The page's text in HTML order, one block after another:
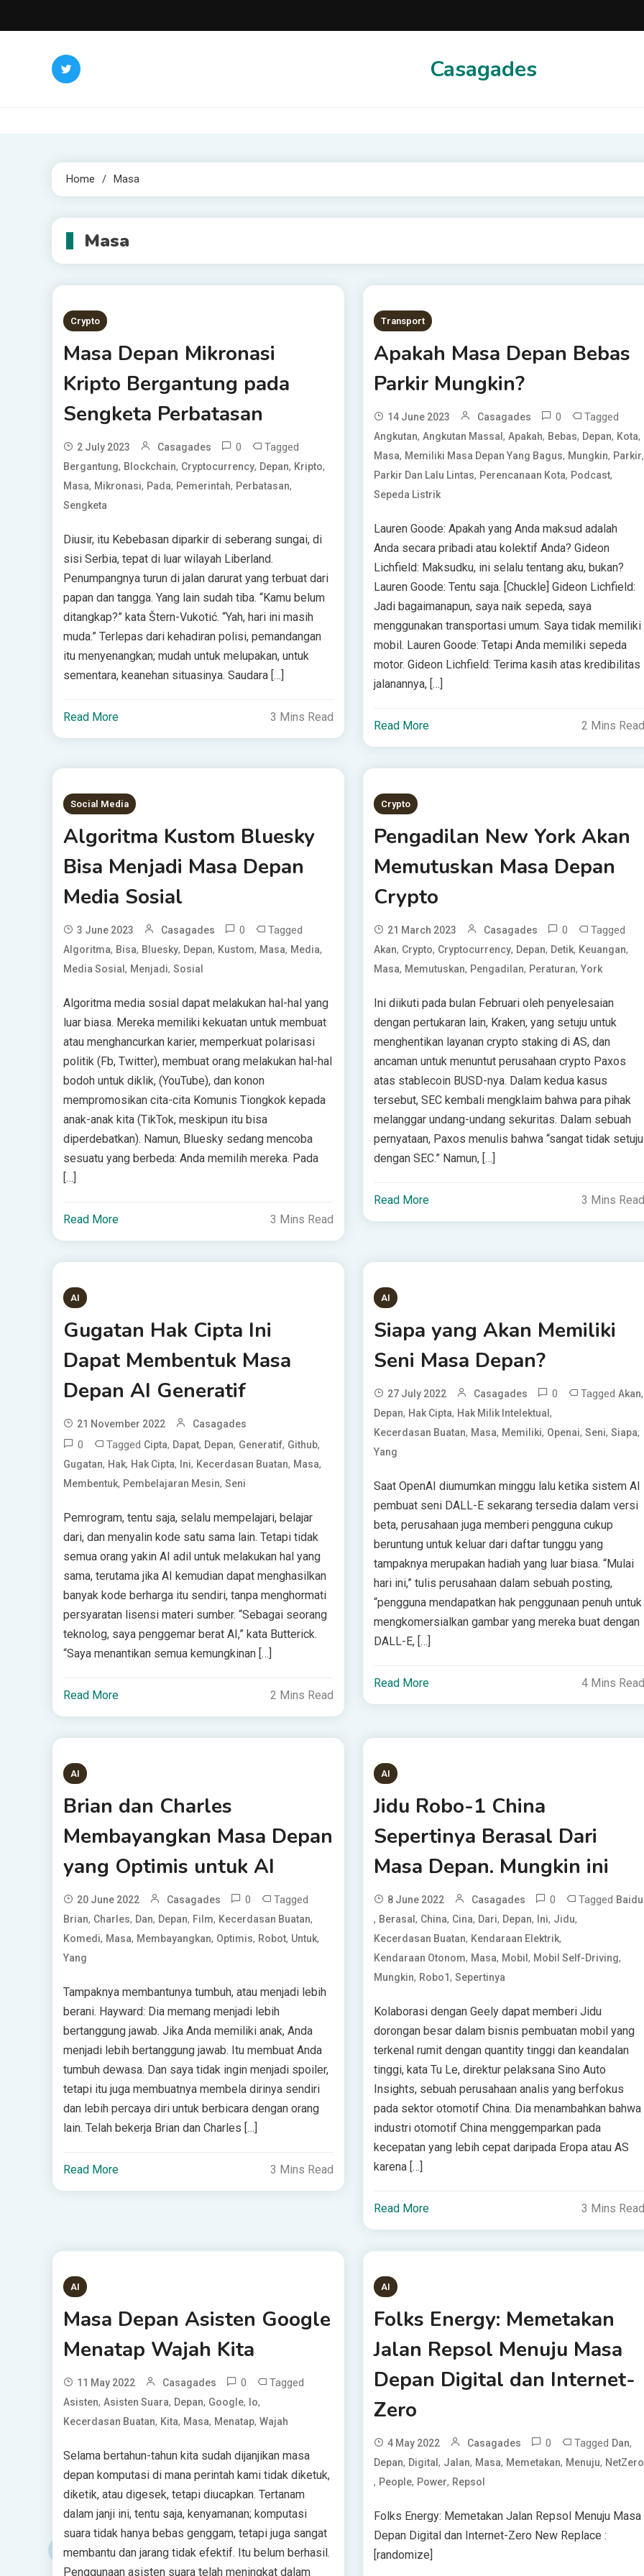
to
Casagades
Home Masa
Masa
Crypto
Masa Depan Mikronasi
Kripto Bergantung pada
Sengketa Perbatasan
2 July 2023 Casagades 0 Tagged
Bergantung, Blockchain, Cryptocurrency, Depan, Kripto,
Masa, Mikronasi, Pada, Pemerintah, Perbatasan,
Sengketa
Diusir, itu Kebebasan diparkir di seberang sungai, di
sisi Serbia, tepat di luar wilayah Liberland.
Penumpangnya turun di jalan darurat yang terbuat dari
papan dan tangga. Yang lain sudah tiba. “Kamu belum
ditangkap?” kata Štern-Vukotić. “Yah, hari ini masih
muda.” Terlepas dari kehadiran polisi, pemandangan
itu menyenangkan; mudah untuk melupakan, untuk
sementara, keanehan situasinya. Saudara […]
Read More 3 Mins Read
Transport
Apakah Masa Depan Bebas
Parkir Mungkin?
14 June 2023 Casagades 0 Tagged
Angkutan,Angkutan Massal,Apakah, Bebas, Depan, Kota,
Masa, Memiliki Masa Depan Yang Bagus, Mungkin, Parkir,
Parkir Dan Lalu Lintas, Perencanaan Kota, Podcast,
Sepeda Listrik
Lauren Goode: Apakah yang Anda maksud adalah
Anda secara pribadi atau kolektif Anda? Gideon
Lichfield: Maksudku, ini selalu tentang aku, bukan?
Lauren Goode: Tentu saja. [Chuckle] Gideon Lichfield:
Jadi bagaimanapun, saya naik sepeda, saya
menggunakan transportasi umum. Saya tidak memiliki
mobil. Lauren Goode: Tetapi Anda memiliki sepeda
motor. Gideon Lichfield: Terima kasih atas kredibilitas
jalanannya, […]
Read More 2 Mins Read
Social Media
Algoritma Kustom Bluesky
Bisa Menjadi Masa Depan
Media Sosial
3 June 2023 Casagades 0 Tagged
Algoritma, Bisa, Bluesky, Depan, Kustom, Masa, Media,
Media Sosial , Menjadi, Sosial
Algoritma media sosial dapat melakukan hal-hal yang
luar biasa. Mereka memiliki kekuatan untuk membuat
atau menghancurkan karier, memperkuat polarisasi
politik (Fb, Twitter), membuat orang melakukan hal-hal
bodoh untuk diklik, (YouTube), dan konon
mempromosikan cita-cita Komunis Tiongkok kepada
anak-anak kita (TikTok, meskipun itu bisa
diperdebatkan). Namun, Bluesky sedang mencoba
sesuatu yang berbeda: Anda memilih mereka. Pada
[…]
Read More 3 Mins Read
Crypto
Pengadilan New York Akan
Memutuskan Masa Depan
Crypto
21 March 2023 Casagades 0 Tagged
Akan, Crypto, Cryptocurrency, Depan, Detik, Keuangan,
Masa, Memutuskan, Pengadilan, Peraturan,York
Ini diikuti pada bulan Februari oleh penyelesaian
dengan pertukaran lain, Kraken, yang setuju untuk
menghentikan layanan crypto staking di AS, dan
ancaman untuk menuntut perusahaan crypto Paxos
atas stablecoin BUSD-nya. Dalam kedua kasus
tersebut, SEC kembali mengklaim bahwa para pihak
melanggar undang-undang sekuritas. Dalam sebuah
pernyataan, Paxos menulis bahwa “sangat tidak setuju
dengan SEC.” Namun, […]
Read More 3 Mins Read
AI
Gugatan Hak Cipta Ini
Dapat Membentuk Masa
Depan AI Generatif
21 November 2022 Casagades
0 Tagged Cipta, Dapat, Depan, Generatif, Github,
Gugatan, Hak, Hak Cipta, Ini, Kecerdasan Buatan, Masa,
Membentuk, Pembelajaran Mesin, Seni
Pemrogram, tentu saja, selalu mempelajari, belajar
dari, dan menyalin kode satu sama lain. Tetapi tidak
semua orang yakin AI adil untuk melakukan hal yang
sama, terutama jika AI kemudian dapat menghasilkan
banyak kode berharga itu sendiri, tanpa menghormati
persyaratan lisensi materi sumber. “Sebagai seorang
teknolog, saya penggemar berat AI,” kata Butterick.
“Saya menantikan semua kemungkinan […]
Read More 2 Mins Read
AI
Siapa yang Akan Memiliki
Seni Masa Depan?
27 July 2022 Casagades 0 TaggedAkan,
Depan, Hak Cipta, Hak Milik Intelektual,
Kecerdasan Buatan, Masa, Memiliki, Openai,Seni,Siapa,
Yang
Saat OpenAI diumumkan minggu lalu ketika sistem AI
pembuat seni DALL-E sekarang tersedia dalam versi
beta, perusahaan juga memberi pengguna cukup
beruntung untuk keluar dari daftar tunggu yang
tampaknya merupakan hadiah yang luar biasa. “Mulai
hari ini,” tulis perusahaan dalam sebuah posting,
“pengguna mendapatkan hak penggunaan penuh untuk
mengkomersialkan gambar yang mereka buat dengan
DALL-E, […]
Read More 4 Mins Read
AI
Brian dan Charles
Membayangkan Masa Depan
yang Optimis untuk AI
20 June 2022 Casagades 0 Tagged
Brian, Charles, Dan, Depan, Film, Kecerdasan Buatan,
Komedi, Masa, Membayangkan, Optimis, Robot, Untuk,
Yang
Tampaknya membantunya tumbuh, atau menjadi lebih
berani. Hayward: Dia memang menjadi lebih
bertanggung jawab. Jika Anda memiliki anak, Anda
menjadi lebih bertanggung jawab. Itu membuat Anda
tumbuh dewasa. Dan saya tidak ingin menjadi spoiler,
tetapi itu juga membuatnya membela dirinya sendiri
dan lebih percaya diri untuk berbicara dengan orang
lain. Telah bekerja Brian dan Charles […]
Read More 3 Mins Read
AI
Jidu Robo-1 China
Sepertinya Berasal Dari
Masa Depan. Mungkin ini
8 June 2022 Casagades 0 Tagged Baidu
, Berasal, China, Cina, Dari, Depan, Ini, Jidu,
Kecerdasan Buatan, Kendaraan Elektrik,
Kendaraan Otonom, Masa, Mobil, Mobil Self-Driving,
Mungkin, Robo1,Sepertinya
Kolaborasi dengan Geely dapat memberi Jidu
dorongan besar dalam bisnis pembuatan mobil yang
terkenal rumit dengan quantity tinggi dan keandalan
tinggi, kata Tu Le, direktur pelaksana Sino Auto
Insights, sebuah perusahaan analis yang berfokus
pada sektor otomotif China. Dia menambahkan bahwa
industri otomotif China menggemparkan pada
kecepatan yang lebih cepat daripada Eropa atau AS
karena […]
Read More 3 Mins Read
AI
Masa Depan Asisten Google
Menatap Wajah Kita
11 May 2022 Casagades 0 Tagged
Asisten, Asisten Suara, Depan, Google, Io,
Kecerdasan Buatan, Kita, Masa, Menatap, Wajah
Selama bertahun-tahun kita sudah dijanjikan masa
depan komputasi di mana perintah kami tidak diketuk,
diketik, atau digesek, tetapi diucapkan. Tertanam
dalam janji ini, tentu saja, kenyamanan; komputasi
suara tidak hanya bebas genggam, tetapi juga sangat
membantu dan jarang tidak efektif. Itu belum berhasil.
Penggunaan asisten suara telah meningkat dalam
AI
Folks Energy: Memetakan
Jalan Repsol Menuju Masa
Depan Digital dan Internet-
Zero
4 May 2022 Casagades 0 Tagged Dan,
Depan, Digital, Jalan, Masa, Memetakan, Menuju, NetZero
, People, Power, Repsol
Folks Energy: Memetakan Jalan Repsol Menuju Masa
Depan Digital dan Internet-Zero New Replace :
[randomize]